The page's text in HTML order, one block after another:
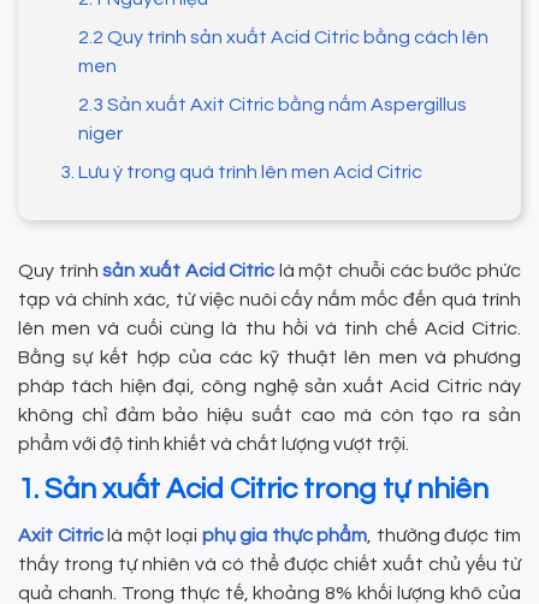
2.2 Quy trình sản xuất Acid Citric bằng cách lên
men
2.3 Sản xuất Axit Citric bằng nấm Aspergillus
niger
3. Lưu ý trong quá trình lên men Acid Citric
Quy trìnhsản xuất Acid Citric là một chuỗi các bước phức
tạp và chính xác, từ việc nuôi cấy nấm mốc đến quá trình
lên men và cuối cùng là thu hồi và tinh chế Acid Citric.
Bằng sự kết hợp của các kỹ thuật lên men và phương
pháp tách hiện đại, công nghệ sản xuất Acid Citric này
không chỉ đảm bảo hiệu suất cao mà còn tạo ra sản
phẩm với độ tinh khiết và chất lượng vượt trội.
1. Sản xuất Acid Citric trong tự nhiên
Axit Citriclà một loại phụ gia thực phẩm , thường được tìm
thấy trong tự nhiên và có thể được chiết xuất chủ yếu từ
quả chanh. Trong thực tế, khoảng 8% khối lượng khô của